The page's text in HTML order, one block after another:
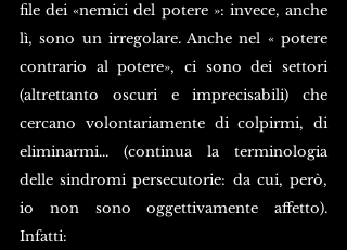
file dei «nemici del potere »: invece, anche
lì, sono un irregolare. Anche nel « potere
contrario al potere», ci sono dei settori
(altrettanto oscuri e imprecisabili) che
cercano volontariamente di colpirmi, di
eliminarmi... (continua la terminologia
delle sindromi persecutorie: da cui, però,
io non sono oggettivamente affetto).
Infatti: